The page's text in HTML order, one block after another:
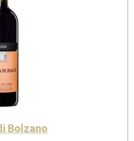
Bolzano